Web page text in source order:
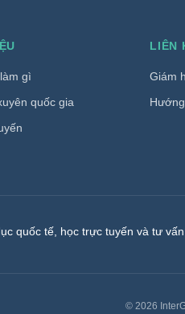
gì
quốc gia
LIÊN
Giám
quốc tế, học trực tuyến và tư
© 2026